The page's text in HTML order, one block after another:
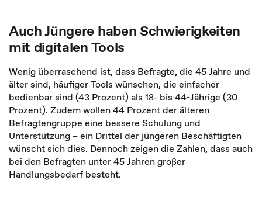
Auch Jüngere haben Schwierigkeiten
mit digitalen Tools
Wenig überraschend ist, dass Befragte, die 45 Jahre und
älter sind, häufiger Tools wünschen, die einfacher
bedienbar sind (43 Prozent) als 18- bis 44-Jährige (30
Prozent). Zudem wollen 44 Prozent der älteren
Befragtengruppe eine bessere Schulung und
Unterstützung – ein Drittel der jüngeren Beschäftigten
wünscht sich dies. Dennoch zeigen die Zahlen, dass auch
bei den Befragten unter 45 Jahren großer
Handlungsbedarf besteht.